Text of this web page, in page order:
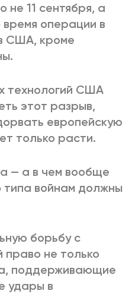
11 сентября, а
операции в
США, кроме
технологий США
этот разрыв,
европейскую
только расти.
— а в чем вообще
типа войнам должны
борьбу с
не только
поддерживающие
удары в